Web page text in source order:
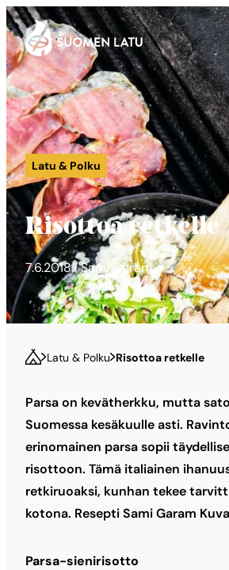
Siirry
suoraan
sisältöön
Suomen Latu
Latu & Polku
Risottoa retkelle
7.6.2018 | Sami Garam
Latu & Polku Risottoa retkelle
Parsa on kevätherkku, mutta
Suomessa kesäkuulle asti.
erinomainen parsa sopii
risottoon. Tämä italiainen
retkiruoaksi, kunhan tekee
kotona. Resepti Sami Garam
Parsa-sienirisotto